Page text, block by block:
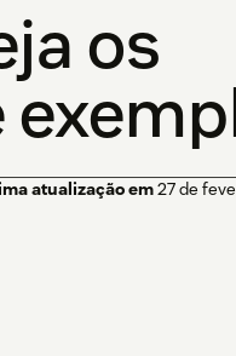
os
atualização em27 de